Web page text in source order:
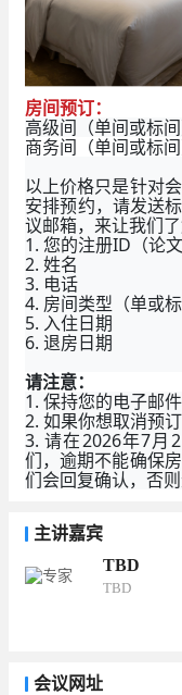
房间预订：
高级间（单间或标
商务间（单间或标
以上价格只是针对
安排预约，请发送
议邮箱，来让我们
1. 您的注册ID（论
2. 姓名
3. 电话
4. 房间类型（单或标
5. 入住日期
6. 退房日期
请注意：
1. 保持您的电子邮
2. 如果你想取消预
3. 请在2026年7月
们，逾期不能确保
们会回复确认，否则
主讲嘉宾
TBD
TBD
会议网址